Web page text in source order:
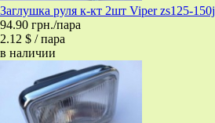
Заглушка руля к-кт 2шт Viper zs125-150j
94.90 грн./пара
2.12 $ / пара
в наличии